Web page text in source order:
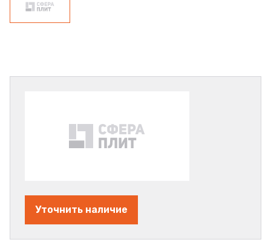
Уточнить наличие